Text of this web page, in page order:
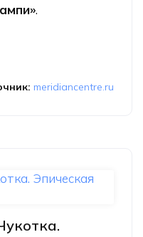
.
Александра
meridiancentre.ru